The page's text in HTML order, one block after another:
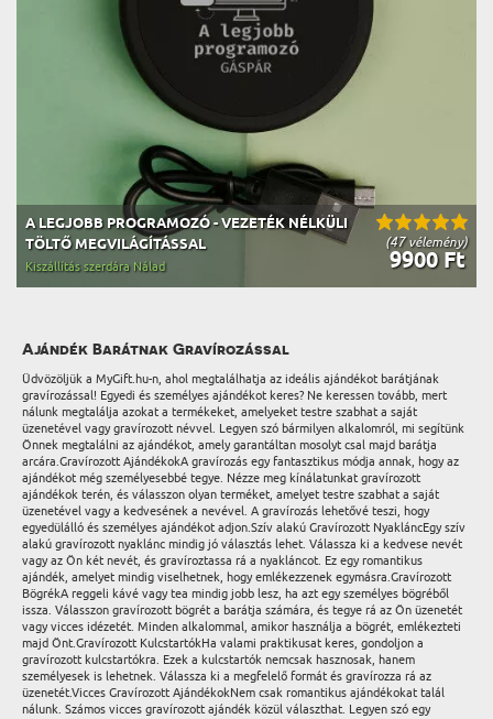
(47 vélemény)
A LEGJOBB PROGRAMOZÓ - VEZETÉK NÉLKÜLI
TÖLTŐ MEGVILÁGÍTÁSSAL
9900 Ft
Kiszállítás szerdára Nálad
Ajándék Barátnak Gravírozással
Üdvözöljük a MyGift.hu-n, ahol megtalálhatja az ideális ajándékot barátjának
gravírozással! Egyedi és személyes ajándékot keres? Ne keressen tovább, mert
nálunk megtalálja azokat a termékeket, amelyeket testre szabhat a saját
üzenetével vagy gravírozott névvel. Legyen szó bármilyen alkalomról, mi segítünk
Önnek megtalálni az ajándékot, amely garantáltan mosolyt csal majd barátja
arcára.Gravírozott AjándékokA gravírozás egy fantasztikus módja annak, hogy az
ajándékot még személyesebbé tegye. Nézze meg kínálatunkat gravírozott
ajándékok terén, és válasszon olyan terméket, amelyet testre szabhat a saját
üzenetével vagy a kedvesének a nevével. A gravírozás lehetővé teszi, hogy
egyedülálló és személyes ajándékot adjon.Szív alakú Gravírozott NyakláncEgy szív
alakú gravírozott nyaklánc mindig jó választás lehet. Válassza ki a kedvese nevét
vagy az Ön két nevét, és gravíroztassa rá a nyakláncot. Ez egy romantikus
ajándék, amelyet mindig viselhetnek, hogy emlékezzenek egymásra.Gravírozott
BögrékA reggeli kávé vagy tea mindig jobb lesz, ha azt egy személyes bögréből
issza. Válasszon gravírozott bögrét a barátja számára, és tegye rá az Ön üzenetét
vagy vicces idézetét. Minden alkalommal, amikor használja a bögrét, emlékezteti
majd Önt.Gravírozott KulcstartókHa valami praktikusat keres, gondoljon a
gravírozott kulcstartókra. Ezek a kulcstartók nemcsak hasznosak, hanem
személyesek is lehetnek. Válassza ki a megfelelő formát és gravírozza rá az
üzenetét.Vicces Gravírozott AjándékokNem csak romantikus ajándékokat talál
nálunk. Számos vicces gravírozott ajándék közül választhat. Legyen szó egy